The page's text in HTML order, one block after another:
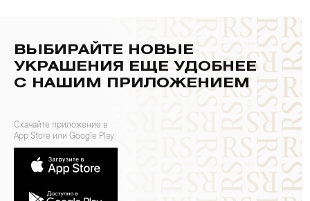
ВЫБИРАЙТЕ НОВЫЕ
УКРАШЕНИЯ ЕЩЕ УДОБНЕЕ
С НАШИМ ПРИЛОЖЕНИЕМ
Скачайте приложение в
App Store или Google Play: